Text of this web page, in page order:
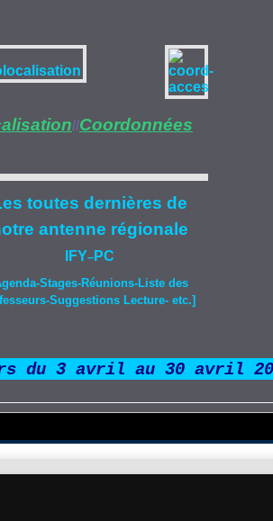
//Coordonnées
toutes dernières de
antenne régionale
IFY–PC
Stages-Réunions-Liste des
Suggestions Lecture- etc.]
du 3 avril au 30 avril